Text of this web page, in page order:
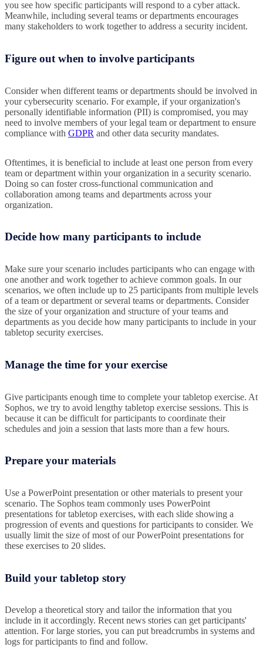
you see how specific participants will respond to a cyber attack.
Meanwhile, including several teams or departments encourages
many stakeholders to work together to address a security incident.
Figure out when to involve participants
Consider when different teams or departments should be involved in
your cybersecurity scenario. For example, if your organization's
personally identifiable information (PII) is compromised, you may
need to involve members of your legal team or department to ensure
compliance with GDPR and other data security mandates.
Oftentimes, it is beneficial to include at least one person from every
team or department within your organization in a security scenario.
Doing so can foster cross-functional communication and
collaboration among teams and departments across your
organization.
Decide how many participants to include
Make sure your scenario includes participants who can engage with
one another and work together to achieve common goals. In our
scenarios, we often include up to 25 participants from multiple levels
of a team or department or several teams or departments. Consider
the size of your organization and structure of your teams and
departments as you decide how many participants to include in your
tabletop security exercises.
Manage the time for your exercise
Give participants enough time to complete your tabletop exercise. At
Sophos, we try to avoid lengthy tabletop exercise sessions. This is
because it can be difficult for participants to coordinate their
schedules and join a session that lasts more than a few hours.
Prepare your materials
Use a PowerPoint presentation or other materials to present your
scenario. The Sophos team commonly uses PowerPoint
presentations for tabletop exercises, with each slide showing a
progression of events and questions for participants to consider. We
usually limit the size of most of our PowerPoint presentations for
these exercises to 20 slides.
Build your tabletop story
Develop a theoretical story and tailor the information that you
include in it accordingly. Recent news stories can get participants'
attention. For large stories, you can put breadcrumbs in systems and
logs for participants to find and follow.